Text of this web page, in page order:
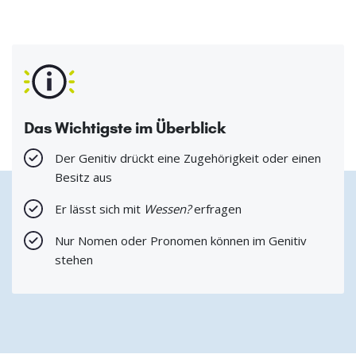
Das Wichtigste im Überblick
Der Genitiv drückt eine Zugehörigkeit oder einen
Besitz aus
Er lässt sich mit Wessen?erfragen
Nur Nomen oder Pronomen können im Genitiv
stehen